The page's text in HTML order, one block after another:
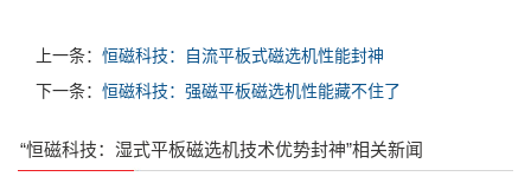
上一条： 恒磁科技：自流平板式磁选机性能封神
下一条： 恒磁科技：强磁平板磁选机性能藏不住了
“恒磁科技：湿式平板磁选机技术优势封神”相关新闻